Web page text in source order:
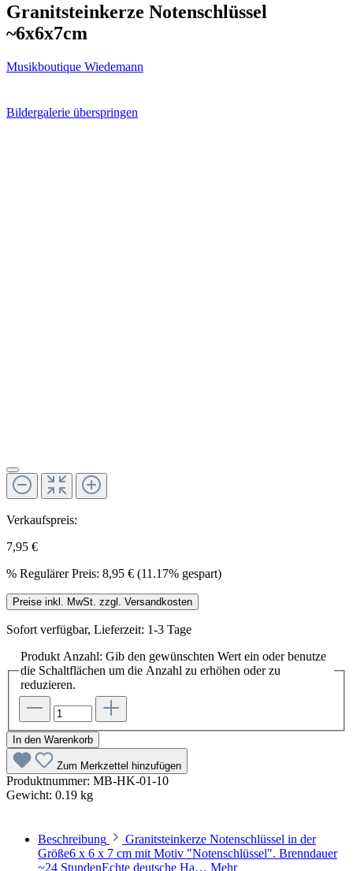
Granitsteinkerze Notenschlüssel
~6x6x7cm
Musikboutique Wiedemann
Bildergalerie überspringen
Verkaufspreis:
7,95 €
% Regulärer Preis: 8,95 € (11.17% gespart)
Preise inkl. MwSt. zzgl. Versandkosten
Sofort verfügbar, Lieferzeit: 1-3 Tage
Produkt Anzahl: Gib den gewünschten Wert ein oder benutze
die Schaltflächen um die Anzahl zu erhöhen oder zu
reduzieren.
In den Warenkorb
Zum Merkzettel hinzufügen
Produktnummer: MB-HK-01-10
Gewicht: 0.19 kg
Beschreibung
Granitsteinkerze Notenschlüssel in der
Größe6 x 6 x 7 cm mit Motiv "Notenschlüssel". Brenndauer
~24 StundenEchte deutsche Ha… Mehr